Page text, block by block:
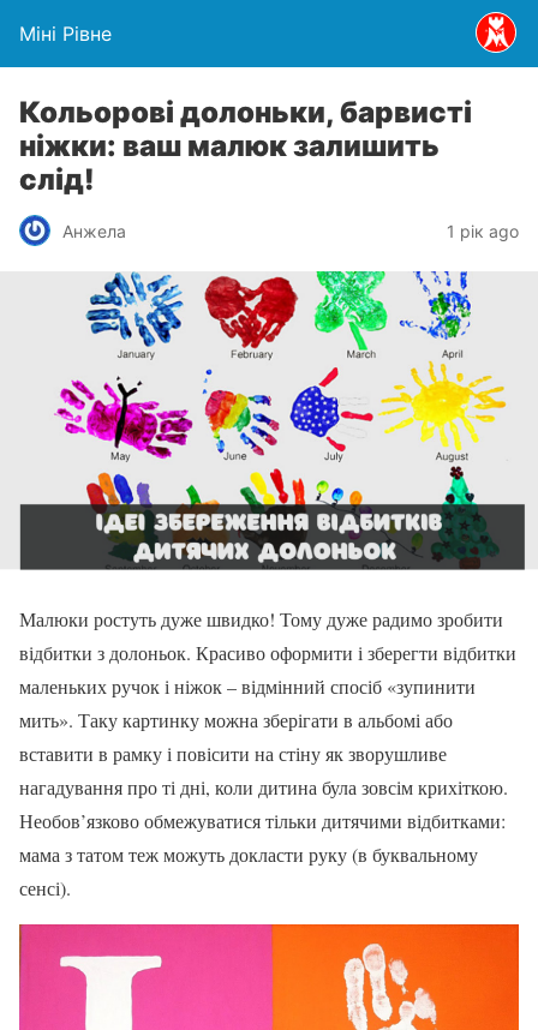
Міні Рівне
Кольорові долоньки, барвисті
ніжки: ваш малюк залишить
слід!
Анжела 1 рік ago
Малюки ростуть дуже швидко! Тому дуже радимо зробити
відбитки з долоньок. Красиво оформити і зберегти відбитки
маленьких ручок і ніжок – відмінний спосіб «зупинити
мить». Таку картинку можна зберігати в альбомі або
вставити в рамку і повісити на стіну як зворушливе
нагадування про ті дні, коли дитина була зовсім крихіткою.
Необов’язково обмежуватися тільки дитячими відбитками:
мама з татом теж можуть докласти руку (в буквальному
сенсі).